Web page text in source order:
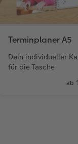
im
Terminplaner A5
Dein individueller
für die Tasche
ab